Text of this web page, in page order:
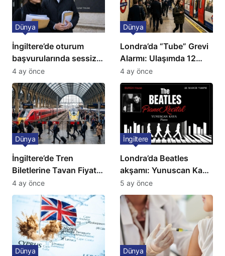
İngiltere’de oturum
başvurularında sessiz
kriz: Büyükelçilikten
açıklama!
Dünya
4 ay önce
Londra’da “Tube” Grevi
Alarmı: Ulaşımda 12
Günlük Kaos Kapıda
Dünya
4 ay önce
İngiltere’de Tren
Biletlerine Tavan Fiyat:
Ulaşımda Yeni
Düzenleme
Dünya
4 ay önce
Londra’da Beatles
akşamı: Yunuscan Kaya
klasik yorumuyla
sahnede
İngiltere
5 ay önce
Dünya Dünya